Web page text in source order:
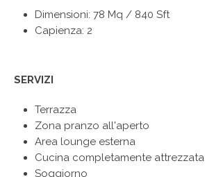
Dimensioni: 78 Mq / 840 Sft
Capienza: 2
SERVIZI
Terrazza
Zona pranzo all'aperto
Area lounge esterna
Cucina completamente attrezzata
Soggiorno